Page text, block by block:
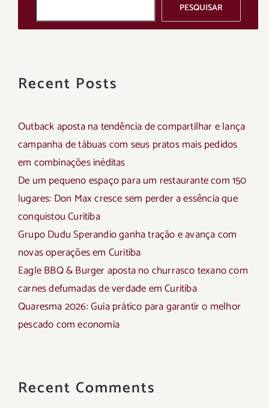
PESQUISAR
Recent Posts
Outback aposta na tendência de compartilhar e lança
campanha de tábuas com seus pratos mais pedidos
em combinações inéditas
De um pequeno espaço para um restaurante com 150
lugares: Don Max cresce sem perder a essência que
conquistou Curitiba
Grupo Dudu Sperandio ganha tração e avança com
novas operações em Curitiba
Eagle BBQ & Burger aposta no churrasco texano com
carnes defumadas de verdade em Curitiba
Quaresma 2026: Guia prático para garantir o melhor
pescado com economia
Recent Comments